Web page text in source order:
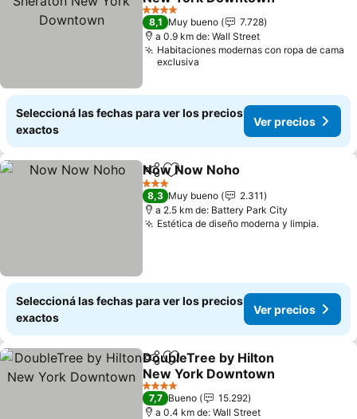
Ver precios
4 Estrellas
8,1 Muy bueno
7.728
a 0.9 km de: Wall Street
Habitaciones modernas con ropa de cama
exclusiva
Seleccioná las fechas para ver los precios
exactos
Ver precios
CompartirAñadir a favoritos
Now Now Noho
3 Estrellas
8,3 Muy bueno
2.311
a 2.5 km de: Battery Park City
Estética de diseño moderna y limpia.Ver
Seleccioná las fechas para ver los precios
exactos
Ver precios
CompartirAñadir a favoritos
DoubleTree by Hilton
New York Downtown
Ver precios
4 Estrellas
7,7 Bueno
15.292
a 0.4 km de: Wall Street